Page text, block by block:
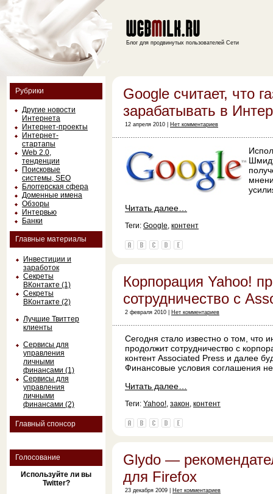
Рубрики
Другие новости
Интернета
Интернет-проекты
Интернет-
стартапы
Web 2.0,
тенденции
Поисковые
системы, SEO
Блоггерская сфера
Доменные имена
Обзоры
Интервью
Банки
Главные материалы
Инвестиции и
заработок
Секреты
ВКонтакте (1)
Секреты
ВКонтакте (2)
Лучшие Твиттер
клиенты
Сервисы для
управления
личными
финансами (1)
Сервисы для
управления
личными
финансами (2)
Главный спонсор
Голосование
Используйте ли вы
Twitter?
Блог для продвинутых пользователей Сети
Google считает, что
зарабатывать в
12 апреля 2010 | Нет комментариев
Читать далее…
Теги: Google, контент
Корпорация Yahoo!
сотрудничество с
2 февраля 2010 | Нет комментариев
Сегодня стало известно о том, что
продолжит сотрудничество с
контент Associated Press и далее
Финансовые условия соглашения
Читать далее…
Теги: Yahoo!, закон, контент
Glydo —
для Firefox
23 декабря 2009 | Нет комментариев